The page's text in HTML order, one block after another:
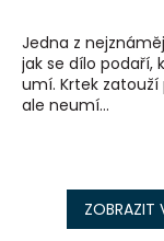
Jedna z
jak se dílo podaří,
umí. Krtek
ale neumí...
ZOBRAZIT